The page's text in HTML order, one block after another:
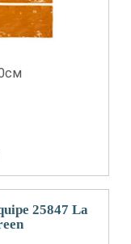
25847 La